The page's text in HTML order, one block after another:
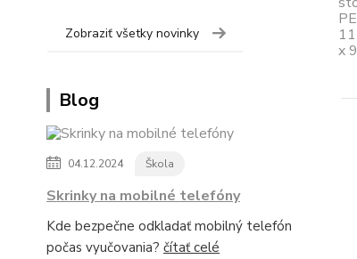
Zobraziť všetky novinky
Blog
04.12.2024 Škola
Skrinky na mobilné telefóny
Kde bezpečne odkladať mobilný telefón
počas vyučovania? čítať celé